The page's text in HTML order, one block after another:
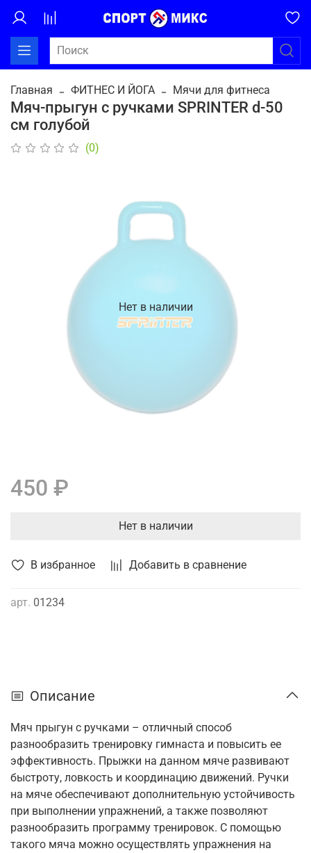
Главная ФИТНЕС И ЙОГА Мячи для фитнеса
Мяч-прыгун с ручками SPRINTER d-50
см голубой
(0)
В избранное Добавить в сравнение
арт. 01234
Нет в наличии
450 ₽
Нет в наличии
Описание
Мяч прыгун с ручками – отличный способ
разнообразить тренировку гимнаста и повысить ее
эффективность. Прыжки на данном мяче развивают
быстроту, ловкость и координацию движений. Ручки
на мяче обеспечивают дополнительную устойчивость
при выполнении упражнений, а также позволяют
разнообразить программу тренировок. С помощью
такого мяча можно осуществлять упражнения на